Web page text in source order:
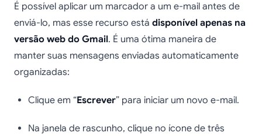
É possível aplicar um marcador a um e-mail antes de
enviá-lo, mas esse recurso está disponível apenas na
versão web do Gmail. É uma ótima maneira de
manter suas mensagens enviadas automaticamente
organizadas:
Clique em “Escrever” para iniciar um novo e-mail.
Na janela de rascunho, clique no ícone de três